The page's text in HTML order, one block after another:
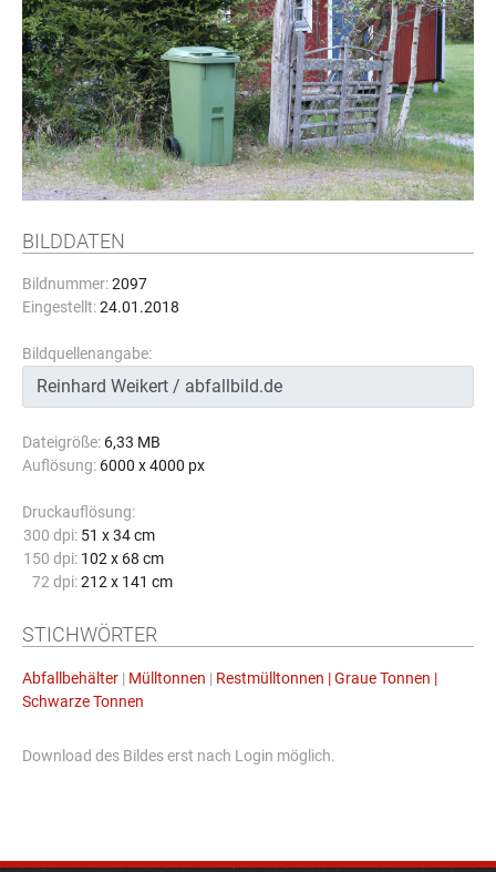
BILDDATEN
Bildnummer:2097
Eingestellt:24.01.2018
Bildquellenangabe:
Dateigröße: 6,33 MB
Auflösung: 6000 x 4000 px
Druckauflösung:
300 dpi: 51 x 34 cm
150 dpi: 102 x 68 cm
72 dpi: 212 x 141 cm
STICHWÖRTER
Abfallbehälter | Mülltonnen | Restmülltonnen | Graue Tonnen |
Schwarze Tonnen
Download des Bildes erst nach Login möglich.